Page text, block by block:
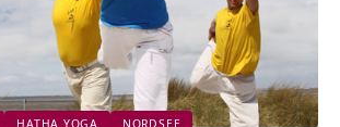
HATHA YOGA NORDSEE